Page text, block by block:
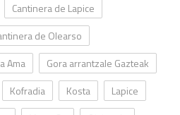
Cantinera de Lapice
de Olearso
Ama
Gora arrantzale Gazteak
Kofradia Kosta
Lapice